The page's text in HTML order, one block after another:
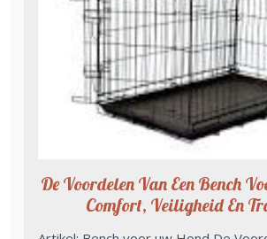
De Voordelen Van Een Bench
Comfort, Veiligheid En